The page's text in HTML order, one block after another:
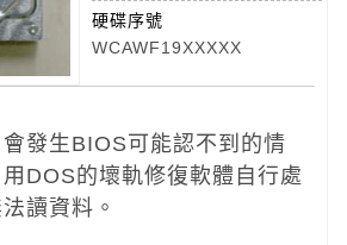
硬碟序號
WCAWF19XXXXX
發生BIOS可能認不到的情
DOS的壞軌修復軟體自行處
讀資料。